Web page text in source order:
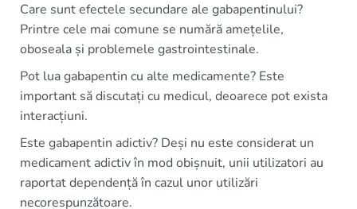
Care sunt efectele secundare ale gabapentinului?
Printre cele mai comune se numără amețelile,
oboseala și problemele gastrointestinale.
Pot lua gabapentin cu alte medicamente? Este
important să discutați cu medicul, deoarece pot exista
interacțiuni.
Este gabapentin adictiv? Deși nu este considerat un
medicament adictiv în mod obișnuit, unii utilizatori au
raportat dependență în cazul unor utilizări
necorespunzătoare.